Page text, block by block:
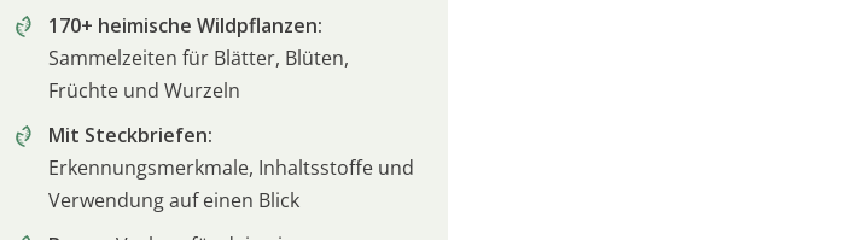
170+ heimische Wildpflanzen:
Sammelzeiten für Blätter, Blüten,
Früchte und Wurzeln
Mit Steckbriefen:
Erkennungsmerkmale, Inhaltsstoffe und
Verwendung auf einen Blick